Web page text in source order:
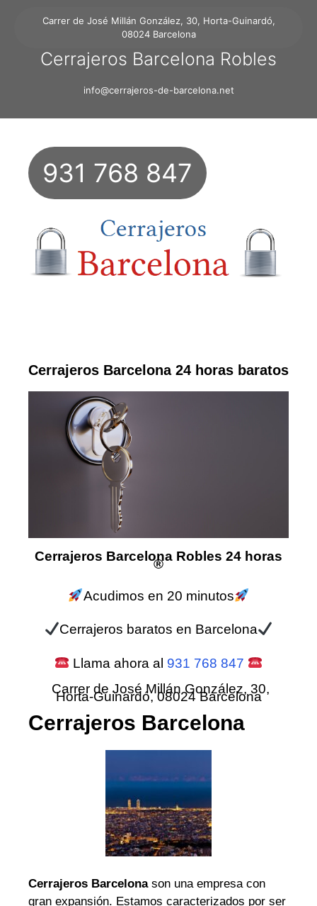
Carrer de José Millán González, 30, Horta-Guinardó,
08024 Barcelona
Cerrajeros Barcelona Robles
info@cerrajeros-de-barcelona.net
931 768 847
Cerrajeros Barcelona 24 horas baratos
Cerrajeros Barcelona Robles 24 horas
®
Acudimos en 20 minutos
Cerrajeros baratos en Barcelona
Llama ahora al 931 768 847
Carrer de José Millán González, 30,
Horta-Guinardó, 08024 Barcelona
Cerrajeros Barcelona
Cerrajeros Barcelonason una empresa con
gran expansión. Estamos caracterizados por ser